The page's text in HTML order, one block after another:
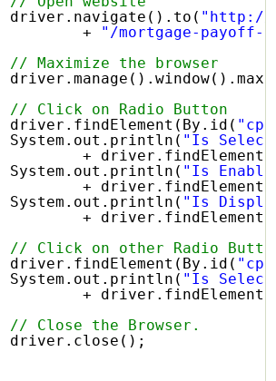
driver.navigate().to( " http://
+ "/mortgage-
// Maximize the browser
// Click on Radio Button
driver.findElement(By.id(
System.out.println( "Is
+
System.out.println( "Is
+
System.out.println( "Is
+
// Click on other Radio
driver.findElement(By.id(
System.out.println( "Is
+
// Close the Browser.
driver.close();